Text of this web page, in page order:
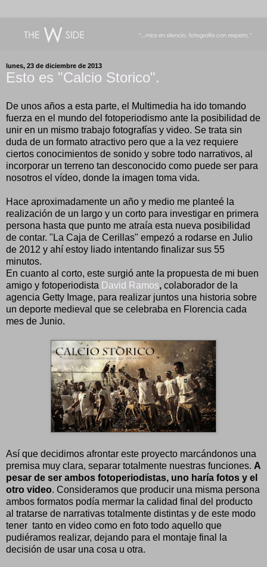
lunes, 23 de diciembre de 2013
Esto es "Calcio Storico".
De unos años a esta parte, el Multimedia ha ido tomando
fuerza en el mundo del fotoperiodismo ante la posibilidad de
unir en un mismo trabajo fotografías y video. Se trata sin
duda de un formato atractivo pero que a la vez requiere
ciertos conocimientos de sonido y sobre todo narrativos, al
incorporar un terreno tan desconocido como puede ser para
nosotros el vídeo, donde la imagen toma vida.
Hace aproximadamente un año y medio me planteé la
realización de un largo y un corto para investigar en primera
persona hasta que punto me atraía esta nueva posibilidad
de contar. "La Caja de Cerillas" empezó a rodarse en Julio
de 2012 y ahí estoy liado intentando finalizar sus 55
minutos.
En cuanto al corto, este surgió ante la propuesta de mi buen
amigo y fotoperiodista David Ramos, colaborador de la
agencia Getty Image, para realizar juntos una historia sobre
un deporte medieval que se celebraba en Florencia cada
mes de Junio.
Así que decidimos afrontar este proyecto marcándonos una
premisa muy clara, separar totalmente nuestras funciones. A
pesar de ser ambos fotoperiodistas, uno haría fotos y el
otro video. Consideramos que producir una misma persona
ambos formatos podía mermar la calidad final del producto
al tratarse de narrativas totalmente distintas y de este modo
tener tanto en video como en foto todo aquello que
pudiéramos realizar, dejando para el montaje final la
decisión de usar una cosa u otra.